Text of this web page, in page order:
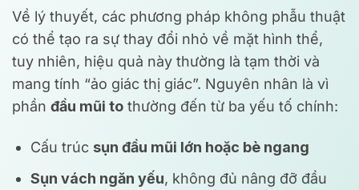
Về lý thuyết, các phương pháp không phẫu thuật
có thể tạo ra sự thay đổi nhỏ về mặt hình thể,
tuy nhiên, hiệu quả này thường là tạm thời và
mang tính “ảo giác thị giác”. Nguyên nhân là vì
phần đầu mũi to thường đến từ ba yếu tố chính:
Cấu trúc sụn đầu mũi lớn hoặc bè ngang
Sụn vách ngăn yếu, không đủ nâng đỡ đầu